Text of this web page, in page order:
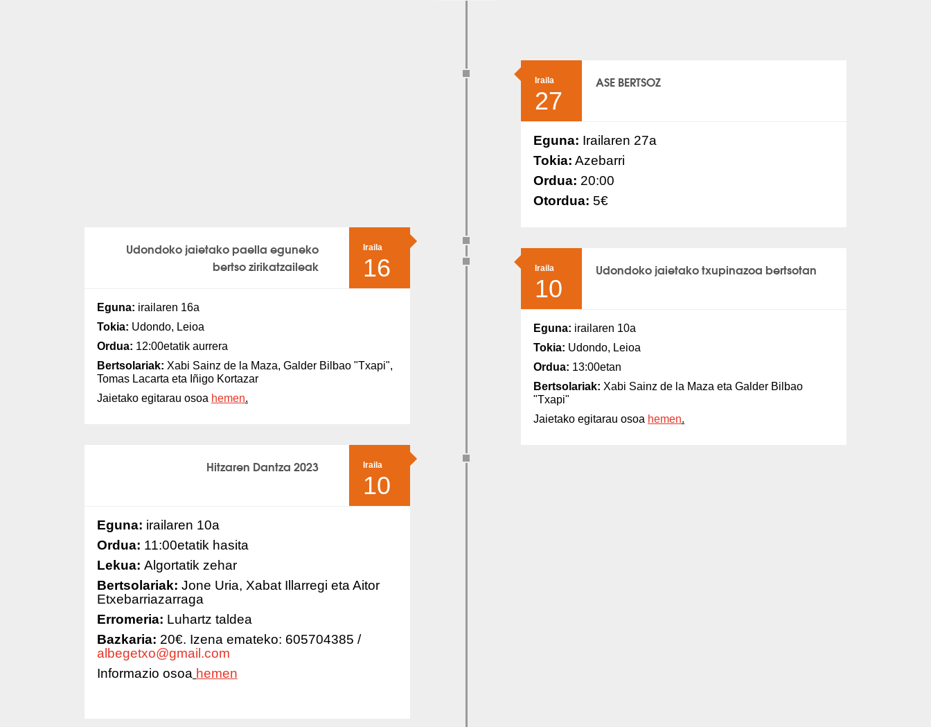
ASE BERTSOZ
27
Iraila
Eguna: Irailaren 27a
Tokia: Azebarri
Ordua: 20:00
Otordua: 5€
Udondoko jaietako paella eguneko
bertso zirikatzaileak
16
Iraila
Eguna: irailaren 16a
Tokia: Udondo, Leioa
Ordua: 12:00etatik aurrera
Bertsolariak: Xabi Sainz de la Maza, Galder Bilbao "Txapi",
Tomas Lacarta eta Iñigo Kortazar
Jaietako egitarau osoa hemen.
Udondoko jaietako txupinazoa bertsotan
10
Iraila
Eguna: irailaren 10a
Tokia: Udondo, Leioa
Ordua: 13:00etan
Bertsolariak: Xabi Sainz de la Maza eta Galder Bilbao
"Txapi"
Jaietako egitarau osoa hemen.
Hitzaren Dantza 2023
10
Iraila
Eguna: irailaren 10a
Ordua: 11:00etatik hasita
Lekua: Algortatik zehar
Bertsolariak: Jone Uria, Xabat Illarregi eta Aitor
Etxebarriazarraga
Erromeria: Luhartz taldea
Bazkaria: 20€. Izena emateko: 605704385 /
albegetxo@gmail.com
Informazio osoa hemen